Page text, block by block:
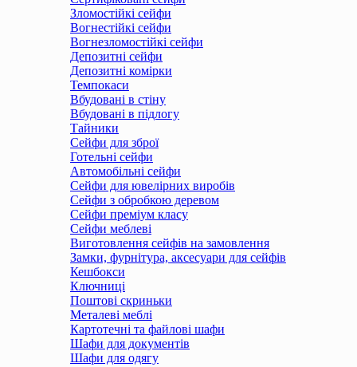
Зломостійкі сейфи
Вогнестійкі сейфи
Вогнезломостійкі сейфи
Депозитні сейфи
Депозитні комірки
Темпокаси
Вбудовані в стіну
Вбудовані в підлогу
Тайники
Сейфи для зброї
Готельні сейфи
Автомобільні сейфи
Сейфи для ювелірних виробів
Сейфи з обробкою деревом
Сейфи преміум класу
Сейфи меблеві
Виготовлення сейфів на замовлення
Замки, фурнітура, аксесуари для сейфів
Кешбокси
Ключниці
Поштові скриньки
Металеві меблі
Картотечні та файлові шафи
Шафи для документів
Шафи для одягу